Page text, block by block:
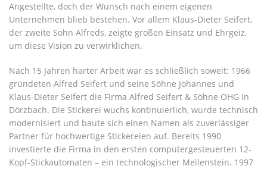
Angestellte, doch der Wunsch nach einem eigenen
Unternehmen blieb bestehen. Vor allem Klaus-Dieter Seifert,
der zweite Sohn Alfreds, zeigte großen Einsatz und Ehrgeiz,
um diese Vision zu verwirklichen.
Nach 15 Jahren harter Arbeit war es schließlich soweit: 1966
gründeten Alfred Seifert und seine Söhne Johannes und
Klaus-Dieter Seifert die Firma Alfred Seifert & Söhne OHG in
Dörzbach. Die Stickerei wuchs kontinuierlich, wurde technisch
modernisiert und baute sich einen Namen als zuverlässiger
Partner für hochwertige Stickereien auf. Bereits 1990
investierte die Firma in den ersten computergesteuerten 12-
Kopf-Stickautomaten – ein technologischer Meilenstein. 1997